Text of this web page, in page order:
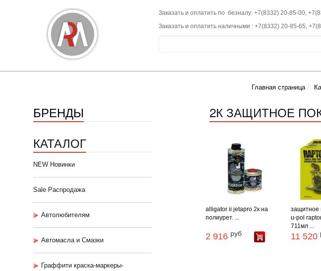
Заказать и оплатить по безналу: +7(8332) 20-85-00,
Заказать и оплатить наличными : +7(8332) 20-85-65,
Главная страница
БРЕНДЫ
КАТАЛОГ
NEW Новинки
Sale Распродажа
Автолюбителям
Автомасла и Смазки
Граффити краска-маркеры-
2К ЗАЩИТНОЕ
alligator ii jetapro 2к на
полиурет. ...
2 916 руб
защитное
u-pol
711мл ...
11 520